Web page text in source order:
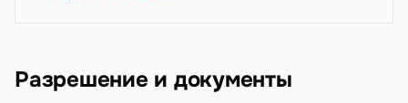
Разрешение и документы